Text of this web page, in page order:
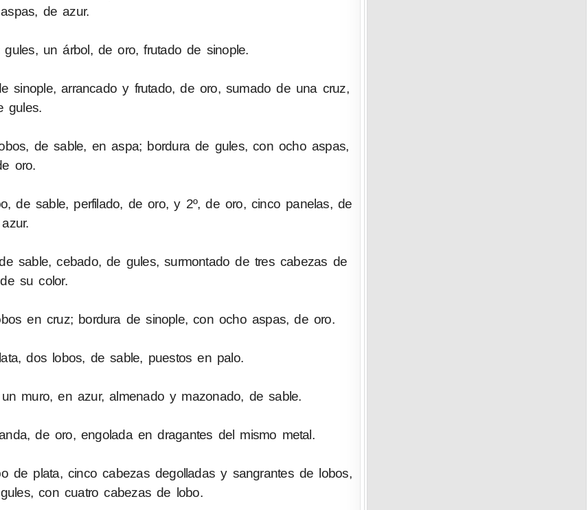
de azur.
un árbol, de oro, frutado de sinople.
sinople, arrancado y frutado, de oro, sumado de una cruz,
gules.
de sable, en aspa; bordura de gules, con ocho aspas,
oro.
de sable, perfilado, de oro, y 2º, de oro, cinco panelas, de
azur.
sable, cebado, de gules, surmontado de tres cabezas de
su color.
en cruz; bordura de sinople, con ocho aspas, de oro.
dos lobos, de sable, puestos en palo.
muro, en azur, almenado y mazonado, de sable.
de oro, engolada en dragantes del mismo metal.
de plata, cinco cabezas degolladas y sangrantes de lobos,
con cuatro cabezas de lobo.